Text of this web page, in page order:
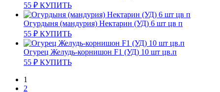
55 ₽ КУПИТЬ
Огурдыня (мандурия) Нектарин (УД) 6 шт цв п
55 ₽ КУПИТЬ
Огурец Желудь-корнишон F1 (УД) 10 шт цв.п
55 ₽ КУПИТЬ
1
2